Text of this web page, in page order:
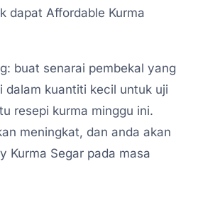
dapat Affordable Kurma
buat senarai pembekal yang
dalam kuantiti kecil untuk uji
resepi kurma minggu ini.
meningkat, dan anda akan
Kurma Segar pada masa